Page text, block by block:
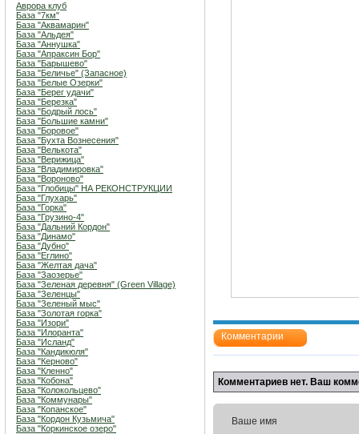
Аврора клуб
База "7км"
База "Аквамарин"
База "Альдея"
База "Аннушка"
База "Апраксин Бор"
База "Барышево"
База "Беличье" (Запасное)
База "Белые Озерки"
База "Берег удачи"
База "Березка"
База "Бодрый лось"
База "Большие камни"
База "Боровое"
База "Бухта Вознесения"
База "Велькота"
База "Верижица"
База "Владимировка"
База "Вороново"
База "Глобицы" НА РЕКОНСТРУКЦИИ
База "Глухарь"
База "Горка"
База "Грузино-4"
База "Дальний Кордон"
База "Динамо"
База "Дубно"
База "Еглино"
База "Желтая дача"
База "Заозерье"
База "Зеленая деревня" (Green Village)
База "Зеленцы"
База "Зеленый мыс"
База "Золотая горка"
База "Изори"
База "Илоранта"
База "Исланд"
База "Кандикюля"
База "Керново"
База "Кленно"
База "Кобона"
База "Колокольцево"
База "Коммунары"
База "Копанское"
База "Кордон Кузьмича"
База "Коркинское озеро"
Комментарии
Комментариев нет. Ваш
Ваше имя